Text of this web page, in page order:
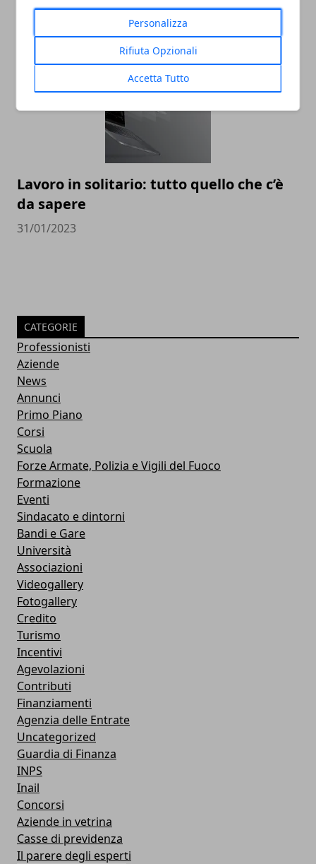
Personalizza
Rifiuta Opzionali
Accetta Tutto
Lavoro: Un'Analisi
31/07/2023
Lavoro in solitario: tutto quello che c’è
da sapere
31/01/2023
CATEGORIE
Professionisti
Aziende
News
Annunci
Primo Piano
Corsi
Scuola
Forze Armate, Polizia e Vigili del Fuoco
Formazione
Eventi
Sindacato e dintorni
Bandi e Gare
Università
Associazioni
Videogallery
Fotogallery
Credito
Turismo
Incentivi
Agevolazioni
Contributi
Finanziamenti
Agenzia delle Entrate
Uncategorized
Guardia di Finanza
INPS
Inail
Concorsi
Aziende in vetrina
Casse di previdenza
Il parere degli esperti